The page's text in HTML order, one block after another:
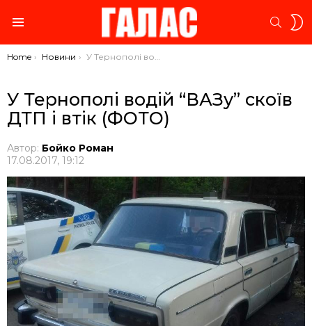
You are here:
Home Новини У Тернополі водій “ВАЗу” скоїв ДТП і втік (ФОТО)
У Тернополі водій “ВАЗу” скоїв
ДТП і втік (ФОТО)
Автор: Бойко Роман
17.08.2017, 19:12